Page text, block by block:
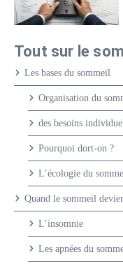
Tout sur le
Les bases du sommeil
Organisation du
des besoins
Pourquoi dort-on ?
L’écologie du
Quand le sommeil
L’insomnie
Les apnées du